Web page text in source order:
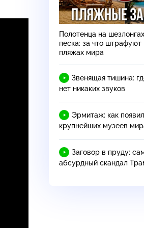
Полотенца на
песка: за что штрафуют
пляжах мира
Звенящая тишина:
нет никаких звуков
Эрмитаж: как
крупнейших музеев
Заговор в пруду:
абсурдный скандал